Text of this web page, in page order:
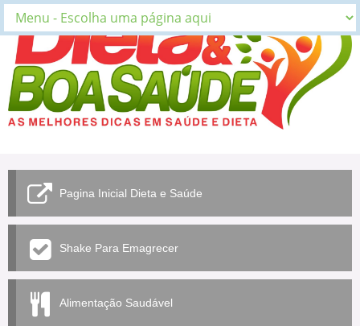
Pagina Inicial Dieta e Saúde
Shake Para Emagrecer
Alimentação Saudável